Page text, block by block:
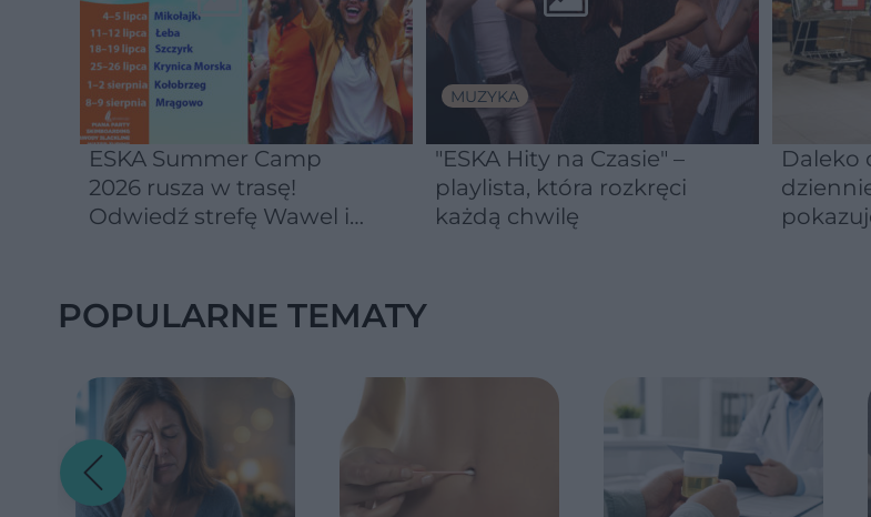
ESKA Summer Camp
2026 rusza w trasę!
Odwiedź strefę Wawel i
MUZYKA
"ESKA Hity na Czasie" –
playlista, która rozkręci
każdą chwilę
Daleko
POPULARNE TEMATY